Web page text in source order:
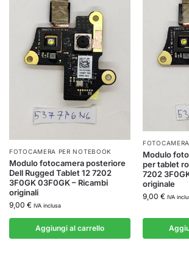
FOTOCAMERA PER NOTEBOOK
Modulo fotocamera posteriore
Dell Rugged Tablet 12 7202
3F0GK 03F0GK – Ricambi
originali
9,00 € IVA inclusa
Aggiungi al carrello
Modulo
per tablet
7202
originale
9,00 € IVA